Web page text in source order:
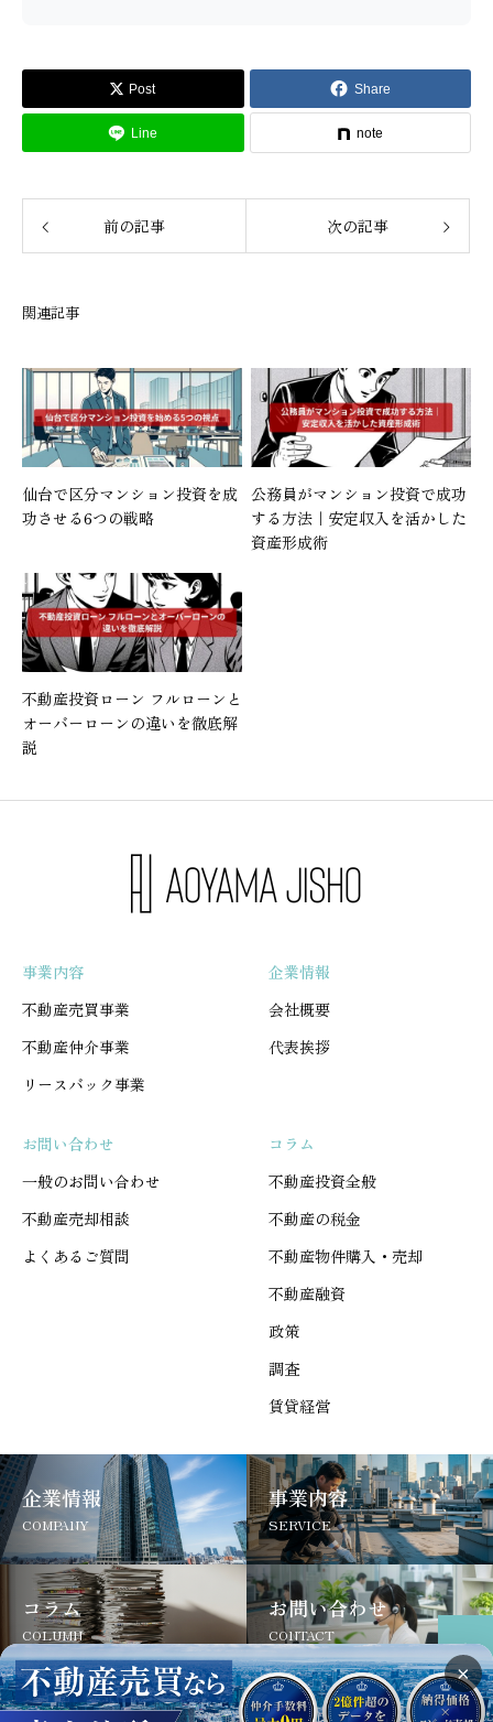
Post Share
Line note
前の記事 次の記事
関連記事
仙台で区分マンション投資を成
功させる6つの戦略
公務員がマンション投資で成功
する方法｜安定収入を活かした
資産形成術
不動産投資ローン フルローンと
オーバーローンの違いを徹底解
説
事業内容
不動産売買事業
不動産仲介事業
リースバック事業
企業情報
会社概要
代表挨拶
お問い合わせ
一般のお問い合わせ
不動産売却相談
よくあるご質問
コラム
不動産投資全般
不動産の税金
不動産物件購入・売却
不動産融資
政策
調査
賃貸経営
企業情報
COMPANY
事業内容
SERVICE
コラム
COLUMN
お問い合わせ
CONTACT
サイトについて よくあるご質問 お問い合わせ
×